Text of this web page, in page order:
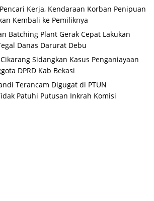
Kerja, Kendaraan Korban Penipuan
Kembali ke Pemiliknya
Batching Plant Gerak Cepat Lakukan
Danas Darurat Debu
Sidangkan Kasus Penganiayaan
DPRD Kab Bekasi
Terancam Digugat di PTUN
Patuhi Putusan Inkrah Komisi